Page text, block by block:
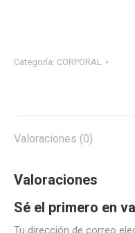
Categoría: CORPORAL
Valoraciones (0)
Valoraciones
Sé el primero en
Tu dirección de correo